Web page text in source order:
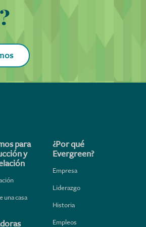
y
para
y
una casa
¿Por qué
Evergreen?
Empresa
Liderazgo
Historia
Empleos